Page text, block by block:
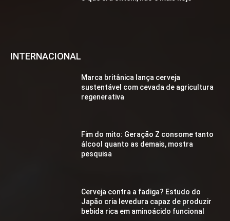
INTERNACIONAL
Marca britânica lança cerveja
sustentável com cevada de agricultura
regenerativa
Fim do mito: Geração Z consome tanto
álcool quanto as demais, mostra
pesquisa
Cerveja contra a fadiga? Estudo do
Japão cria levedura capaz de produzir
bebida rica em aminoácido funcional